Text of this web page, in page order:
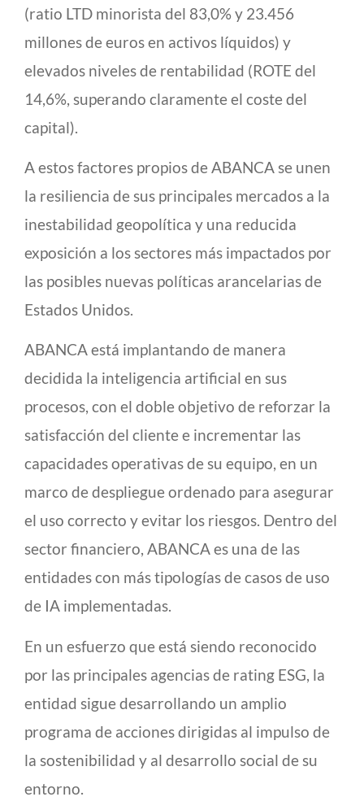
(ratio LTD minorista del 83,0% y 23.456
millones de euros en activos líquidos) y
elevados niveles de rentabilidad (ROTE del
14,6%, superando claramente el coste del
capital).
A estos factores propios de ABANCA se unen
la resiliencia de sus principales mercados a la
inestabilidad geopolítica y una reducida
exposición a los sectores más impactados por
las posibles nuevas políticas arancelarias de
Estados Unidos.
ABANCA está implantando de manera
decidida la inteligencia artificial en sus
procesos, con el doble objetivo de reforzar la
satisfacción del cliente e incrementar las
capacidades operativas de su equipo, en un
marco de despliegue ordenado para asegurar
el uso correcto y evitar los riesgos. Dentro del
sector financiero, ABANCA es una de las
entidades con más tipologías de casos de uso
de IA implementadas.
En un esfuerzo que está siendo reconocido
por las principales agencias de rating ESG, la
entidad sigue desarrollando un amplio
programa de acciones dirigidas al impulso de
la sostenibilidad y al desarrollo social de su
entorno.